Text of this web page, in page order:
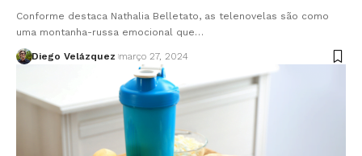
Conforme destaca Nathalia Belletato, as telenovelas são como
uma montanha-russa emocional que…
Diego Velázquez março 27, 2024